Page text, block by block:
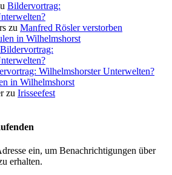
Bildervortrag:
zu Manfred Rösler verstorben
in Wilhelmshorst
Bildervortrag:
Wilhelmshorster Unterwelten?
in Wilhelmshorst
zu Irisseefest
ein, um Benachrichtigungen über
erhalten.